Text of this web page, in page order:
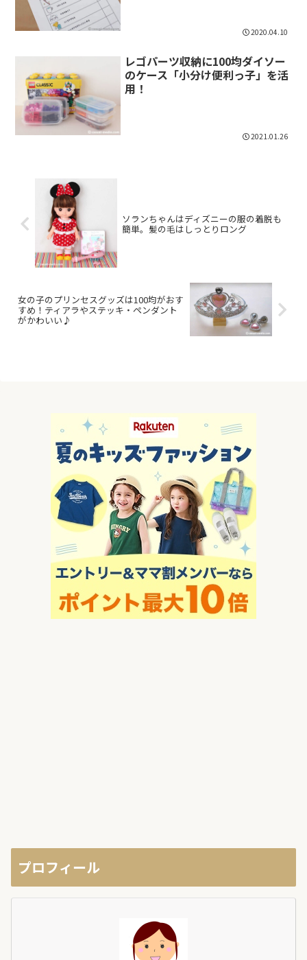
2020.04.10
レゴパーツ収納に100均ダイソー
のケース「小分け便利っ子」を活
用！
2021.01.26
ソランちゃんはディズニーの服の着脱も
簡単。髪の毛はしっとりロング
女の子のプリンセスグッズは100均がおす
すめ！ティアラやステッキ・ペンダント
がかわいい♪
プロフィール